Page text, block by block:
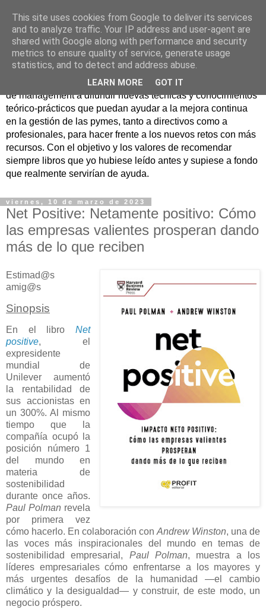
Nuevo Viernes - Nuevo
Libro
Nace con la misión de ayudar mediante la lectura de libros
de management a difundir nuevas técnicas y conocimientos
teórico-prácticos que puedan ayudar a la mejora continua
en la gestión de las pymes, tanto a directivos como a
profesionales, para hacer frente a los nuevos retos con más
recursos. Con el objetivo y los valores de recomendar
siempre libros que yo hubiese leído antes y supiese a fondo
que realmente servirían de ayuda.
viernes, 10 de marzo de 2023
Net Positive: Netamente positivo: Cómo
las empresas valientes prosperan dando
más de lo que reciben
Estimad@s
amig@s
Sinopsis
En el libroNet
positive, el
expresidente
mundial de
Unilever aumentó
la rentabilidad de
sus accionistas en
un 300%. Al mismo
tiempo que la
compañía ocupó la
posición número 1
del mundo en
materia de
sostenibilidad
durante once años.
Paul Polman revela
por primera vez
cómo hacerlo. En colaboración conAndrew Winston, una de
las voces más inspiracionales del mundo en temas de
sostenibilidad empresarial, Paul Polman, muestra a los
líderes empresariales cómo enfrentarse a los mayores y
más urgentes desafíos de la humanidad —el cambio
climático y la desigualdad— y construir, de este modo, un
negocio próspero.
This site uses cookies from Google to deliver its services
and to analyze traffic. Your IP address and user-agent are
shared with Google along with performance and security
metrics to ensure quality of service, generate usage
statistics, and to detect and address abuse.
LEARN MORE GOT IT